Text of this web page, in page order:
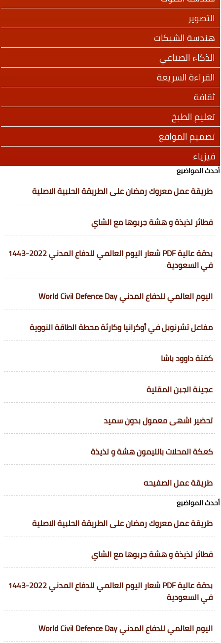
التصوير
هندسة الشبكات
الذكاء الصناعي
القراءة السريعة
ثقافة
تعليم الطبخ
تصميم المواقع
فيزياء
أحدث المواضيع
طريقة عمل معروك رمضان على الطريقة الحلبية الاصلية
فطائر لذيذة و هشة جربوها مع الشاي
بدقة عالية PDF شعار اليوم العالمي للدفاع المدني 2022-1443
في السعودية
اليوم العالمي للدفاع المدني World Civil Defence Day
مفاعل تشرنوبل في أوكرانيا وكارثة محطة الطاقة النووية
كفتة داوود باشا
عجينة الجبن المقلية
تحضير اشهى معمول بدون سميد
كعكة المحلات بالليمون هشة و لذيذة
طريقة عمل الصفيحه
أحدث المواضيع
طريقة عمل معروك رمضان على الطريقة الحلبية الاصلية
فطائر لذيذة و هشة جربوها مع الشاي
بدقة عالية PDF شعار اليوم العالمي للدفاع المدني 2022-1443
في السعودية
اليوم العالمي للدفاع المدني World Civil Defence Day